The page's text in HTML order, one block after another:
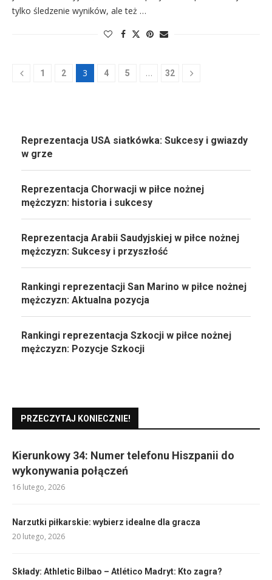
tylko śledzenie wyników, ale też …
1 2 3 4 5 … 32
Reprezentacja USA siatkówka: Sukcesy i gwiazdy
w grze
Reprezentacja Chorwacji w piłce nożnej
mężczyzn: historia i sukcesy
Reprezentacja Arabii Saudyjskiej w piłce nożnej
mężczyzn: Sukcesy i przyszłość
Rankingi reprezentacji San Marino w piłce nożnej
mężczyzn: Aktualna pozycja
Rankingi reprezentacja Szkocji w piłce nożnej
mężczyzn: Pozycje Szkocji
PRZECZYTAJ KONIECZNIE!
Kierunkowy 34: Numer telefonu Hiszpanii do
wykonywania połączeń
16 lutego, 2026
Narzutki piłkarskie: wybierz idealne dla gracza
20 lutego, 2026
Składy: Athletic Bilbao – Atlético Madryt: Kto zagra?